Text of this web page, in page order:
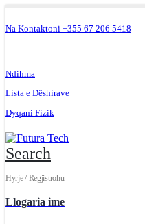
Na Kontaktoni +355 67 206 5418
Ndihma
Lista e Dëshirave
Dyqani Fizik
Search
Hyrje / Regjistrohu
Llogaria ime